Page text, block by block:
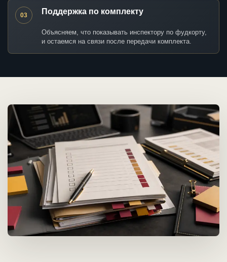
03 Поддержка по комплекту
Объясняем, что показывать инспектору по фудкорту,
и остаемся на связи после передачи комплекта.